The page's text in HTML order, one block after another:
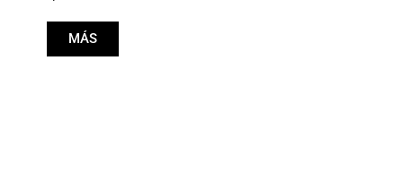
MÁS